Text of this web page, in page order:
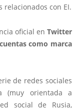
relacionados con EI.
oficial en Twitter
como marca
de redes sociales
(muy orientada a
social de Rusia,